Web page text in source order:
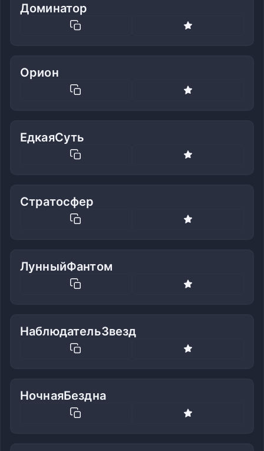
Доминатор
Орион
ЕдкаяСуть
Стратосфер
ЛунныйФантом
НаблюдательЗвезд
НочнаяБездна